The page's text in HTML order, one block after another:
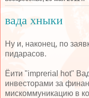
вада хныки
Ну и, наконец, по
пидарасов.
Ёити "imprerial hot"
инвесторами за
мискоммуникацию в